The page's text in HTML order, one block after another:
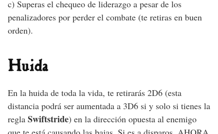
c) Superas el chequeo de liderazgo a pesar de los
penalizadores por perder el combate (te retiras en buen
orden).
Huida
En la huida de toda la vida, te retirarás 2D6 (esta
distancia podrá ser aumentada a 3D6 si y solo si tienes la
regla Swiftstride) en la dirección opuesta al enemigo